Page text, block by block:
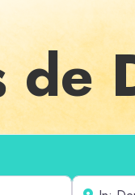
de
Cerca de